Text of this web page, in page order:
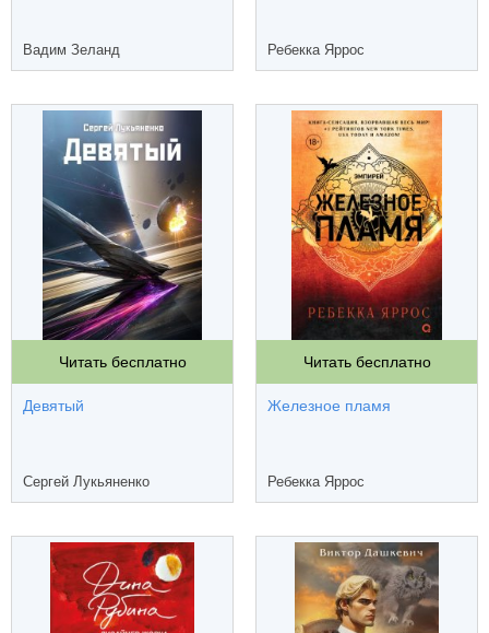
Вадим Зеланд Ребекка Яррос
Читать бесплатно
Девятый
Сергей Лукьяненко
Читать бесплатно
Железное пламя
Ребекка Яррос